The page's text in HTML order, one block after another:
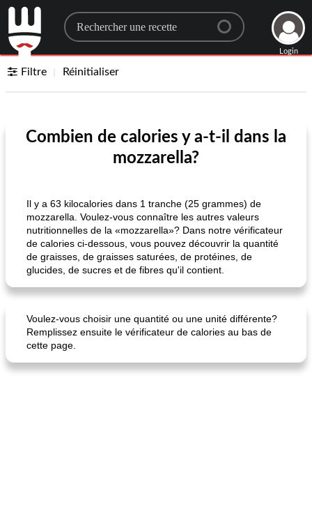
Search for a recipe
Login
Filtre Réinitialiser
Combien de calories y a-t-il dans la
mozzarella?
Il y a 63 kilocalories dans 1 tranche (25 grammes) de
mozzarella. Voulez-vous connaître les autres valeurs
nutritionnelles de la «mozzarella»? Dans notre vérificateur
de calories ci-dessous, vous pouvez découvrir la quantité
de graisses, de graisses saturées, de protéines, de
glucides, de sucres et de fibres qu'il contient.
Voulez-vous choisir une quantité ou une unité différente?
Remplissez ensuite le vérificateur de calories au bas de
cette page.